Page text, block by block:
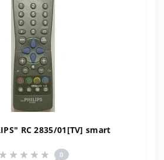
RC 2835/01[TV] smart
0